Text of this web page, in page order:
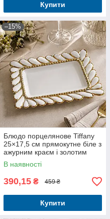
Купити
–15%
Блюдо порцелянове Tiffany
25×17,5 см прямокутне біле з
ажурним краєм і золотим
декором
В наявності
390,15 ₴ 459 ₴
Купити